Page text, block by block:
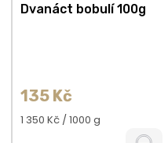
Dvanáct bobulí 100g
135 Kč
Měrná
1 350 Kč / 1000 g